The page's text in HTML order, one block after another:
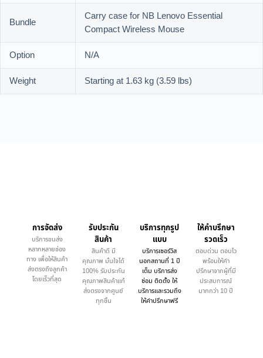
Bundle
Carry case for NB Lenovo Essential
Compact Wireless Mouse
Option
N/A
Weight
Starting at 1.63 kg (3.59 lbs)
การจัดส่ง
บริการขนส่ง
หลากหลายช่อง
ทาง เพื่อให้สินค้า
ส่งตรงถึงลูกค้า
โดยเร็วที่สุด
รับประกัน
สินค้า
สินค้าดี มี
คุณภาพ มั่นใจได้
100% รับประกัน
คุณภาพสินค้าแท้
ส่งตรงจากศูนย์
ทุกชิ้น
บริการทุกรูป
แบบ
บริการเซอร์วิส
นอกสถานที่ 1 ปี
เต็ม บริการส่ง
ซ่อม ติดตั้ง ให้
บริการและรวมถึง
ให้คำปรึกษาฟรี
ให้คำบรึกษา
รวดเร็ว
ตอบด่วน ตอบไว
พร้อมให้คำ
ปรึกษาจากผู้ที่มี
ประสบการณ์
มากกว่า 10 ปี